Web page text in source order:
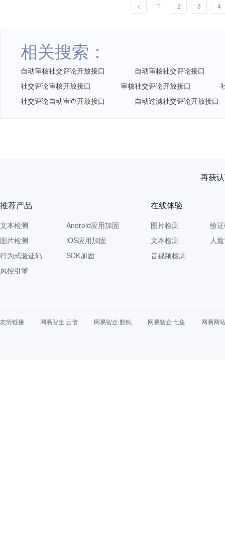
< 1 2 3 4
相关搜索：
自动审核社交评论开放接口
自动审核社交评论接口
社交评论审核开放接口
审核社交评论开放接口
社交评论自动审查开放接口
自动过滤社交评论开放接口
再获
推荐产品
文本检测
图片检测
行为式验证码
风控引擎
Android应用加固
iOS应用加固
SDK加固
在线体验
图片检测
文本检测
音视频检测
验
人
友情链接 网易智企·云信 网易智企·数帆 网易智企·七鱼 网易网